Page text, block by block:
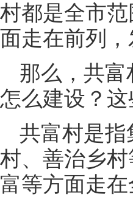
村都是全市
面走在前列
那么，共
怎么建设？
共富村是
村、善治乡
富等方面走